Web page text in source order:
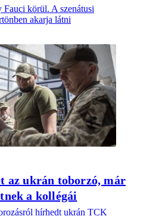
körül. A szenátusi
akarja látni
az ukrán toborzó, már
a kollégái
hírhedt ukrán TCK